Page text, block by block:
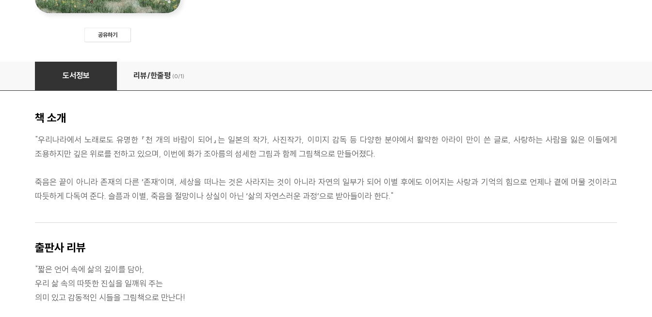
공유하기
천 개의 바람이 되어
도서정보 리뷰/한줄평 (0/1)
책 소개
"우리나라에서 노래로도 유명한 『천 개의 바람이 되어』는 일본의 작가, 사진작가, 이미지 감독 등 다양한 분야에서 활약한 아라이 만이 쓴 글로, 사랑하는 사람을 잃은 이들에게
조용하지만 깊은 위로를 전하고 있으며, 이번에 화가 조아름의 섬세한 그림과 함께 그림책으로 만들어졌다.
죽음은 끝이 아니라 존재의 다른 ‘존재’이며, 세상을 떠나는 것은 사라지는 것이 아니라 자연의 일부가 되어 이별 후에도 이어지는 사랑과 기억의 힘으로 언제나 곁에 머물 것이라고
따듯하게 다독여 준다. 슬픔과 이별, 죽음을 절망이나 상실이 아닌 ‘삶의 자연스러운 과정’으로 받아들이라 한다."
출판사 리뷰
"짧은 언어 속에 삶의 깊이를 담아,
우리 삶 속의 따뜻한 진실을 일깨워 주는
의미 있고 감동적인 시들을 그림책으로 만난다!